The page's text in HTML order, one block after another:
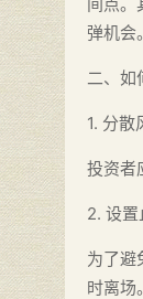
弹机会。
二、如
1. 分散
投资者
2. 设置
为了避
时离场